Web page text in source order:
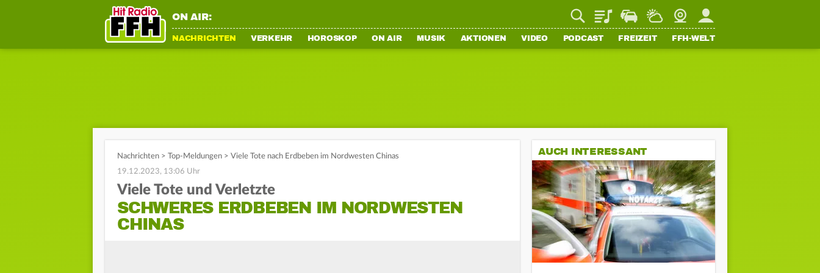
ON AIR: PlaylistStaupilotWetterWebcamMein FFH
NACHRICHTEN VERKEHR HOROSKOP ON AIR MUSIK AKTIONEN VIDEO PODCAST FREIZEIT FFH-WELT
Nachrichten > Top-Meldungen > Viele Tote nach Erdbeben im Nordwesten Chinas
19.12.2023, 13:06 Uhr
Viele Tote und Verletzte
SCHWERES ERDBEBEN IM NORDWESTEN
CHINAS
AUCH INTERESSANT